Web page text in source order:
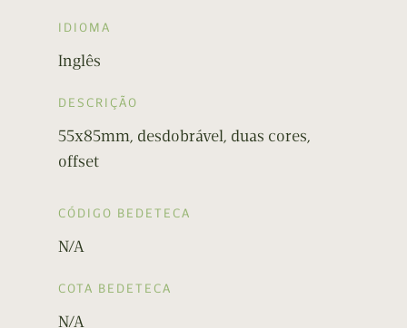
IDIOMA
Inglês
DESCRIÇÃO
55x85mm, desdobrável, duas cores,
offset
CÓDIGO BEDETECA
N/A
COTA BEDETECA
N/A